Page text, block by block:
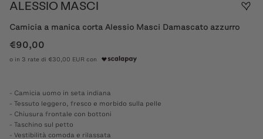
ALESSIO MASCI
Camicia a manica corta Alessio Masci Damascato azzurro
€90,00
o in 3 rate di €30,00 EUR con
- Camicia uomo in seta indiana
- Tessuto leggero, fresco e morbido sulla pelle
- Chiusura frontale con bottoni
- Taschino sul petto
- Vestibilità comoda e rilassata